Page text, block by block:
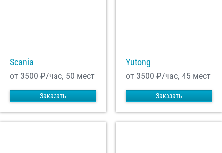
Scania
от 3500 ₽/час, 50 мест
Заказать
Yutong
от 3500 ₽/час, 45 мест
Заказать